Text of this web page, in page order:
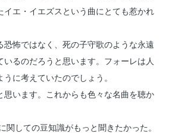
イエ・イエズスという曲にとても惹かれ
恐怖ではなく、死の子守歌のような永遠
いるのだろうと思います。フォーレは人
に考えていたのでしょう。
思います。これからも色々な名曲を聴か
しての豆知識がもっと聞きたかった。